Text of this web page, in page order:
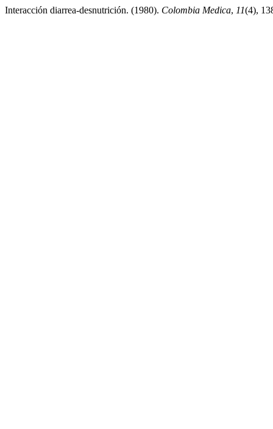
Interacción diarrea-desnutrición. (1980). Colombia Medica, 11(4),